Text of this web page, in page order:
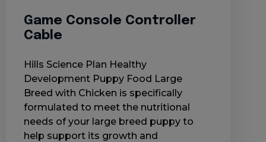
Game Console Controller
Cable
Hills Science Plan Healthy
Development Puppy Food Large
Breed with Chicken is specifically
formulated to meet the nutritional
needs of your large breed puppy to
help support its growth and